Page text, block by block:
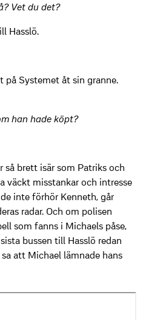
Vet du det?
Hasslö.
på Systemet åt sin granne.
han hade köpt?
brett isär som Patriks och
väckt misstankar och intresse
inte förhör Kenneth, går
radar. Och om polisen
som fanns i Michaels påse,
bussen till Hasslö redan
att Michael lämnade hans